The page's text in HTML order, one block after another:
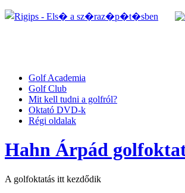
Golf Academia
Golf Club
Mit kell tudni a golfról?
Oktató DVD-k
Régi oldalak
Hahn Árpád
A golfoktatás itt kezdődik